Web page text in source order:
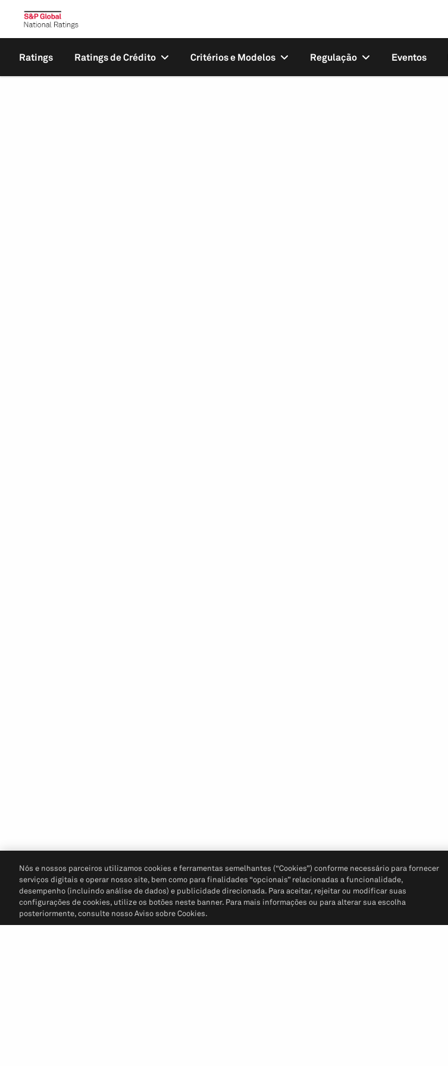
Ratings Ratings de Crédito Critérios e Modelos Regulação Eventos
Nós e nossos parceiros utilizamos cookies e ferramentas semelhantes (“Cookies”) conforme necessário para fornecer
serviços digitais e operar nosso site, bem como para finalidades “opcionais” relacionadas a funcionalidade,
desempenho (incluindo análise de dados) e publicidade direcionada. Para aceitar, rejeitar ou modificar suas
configurações de cookies, utilize os botões neste banner. Para mais informações ou para alterar sua escolha
posteriormente, consulte nosso Aviso sobre Cookies.